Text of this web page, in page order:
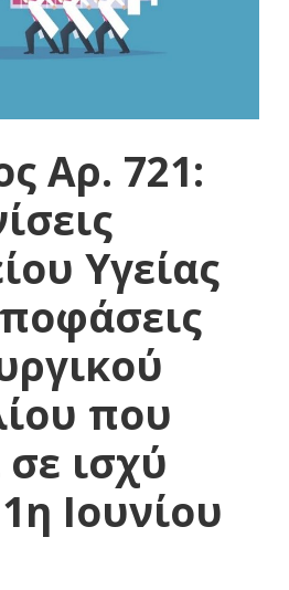
Αρ. 721:
Υγείας
που
σε ισχύ
Ιουνίου